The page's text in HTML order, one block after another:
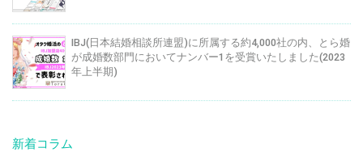
IBJ(日本結婚相談所連盟)に所属する約4,000社の内、とら婚
が成婚数部門においてナンバー1を受賞いたしました(2023
年上半期)
新着コラム